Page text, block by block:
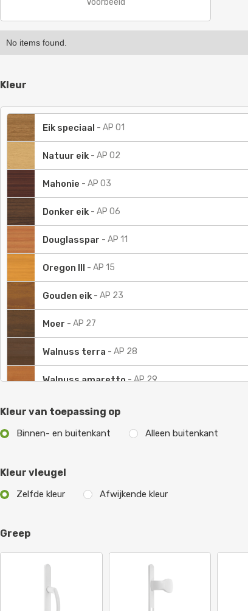
Voorbeeld
No items found.
Kleur
Eik speciaal - AP 01
Natuur eik - AP 02
Mahonie - AP 03
Donker eik - AP 06
Douglasspar - AP 11
Oregon III - AP 15
Gouden eik - AP 23
Moer - AP 27
Walnuss terra - AP 28
Walnuss amaretto-AP 29
Donker groen-AP 30
Donker rood-AP 32
Grijs- AP 34
Structuur wit
Kleur van toepassing op
Binnen- en buitenkant Alleen buitenkant
Kleur vleugel
Zelfde kleur Afwijkende kleur
Greep